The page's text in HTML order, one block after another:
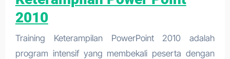
2010
Training Keterampilan PowerPoint 2010 adalah
program intensif yang membekali peserta dengan